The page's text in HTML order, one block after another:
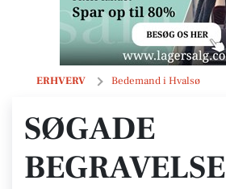
ERHVERV Bedemand i Hvalsø
Søgade Begravelse
SØGADE
BEGRAVELSE